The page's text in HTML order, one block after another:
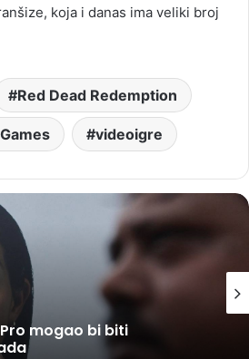
koja i danas ima veliki broj
Red Dead Redemption
videoigre
Pro mogao bi biti